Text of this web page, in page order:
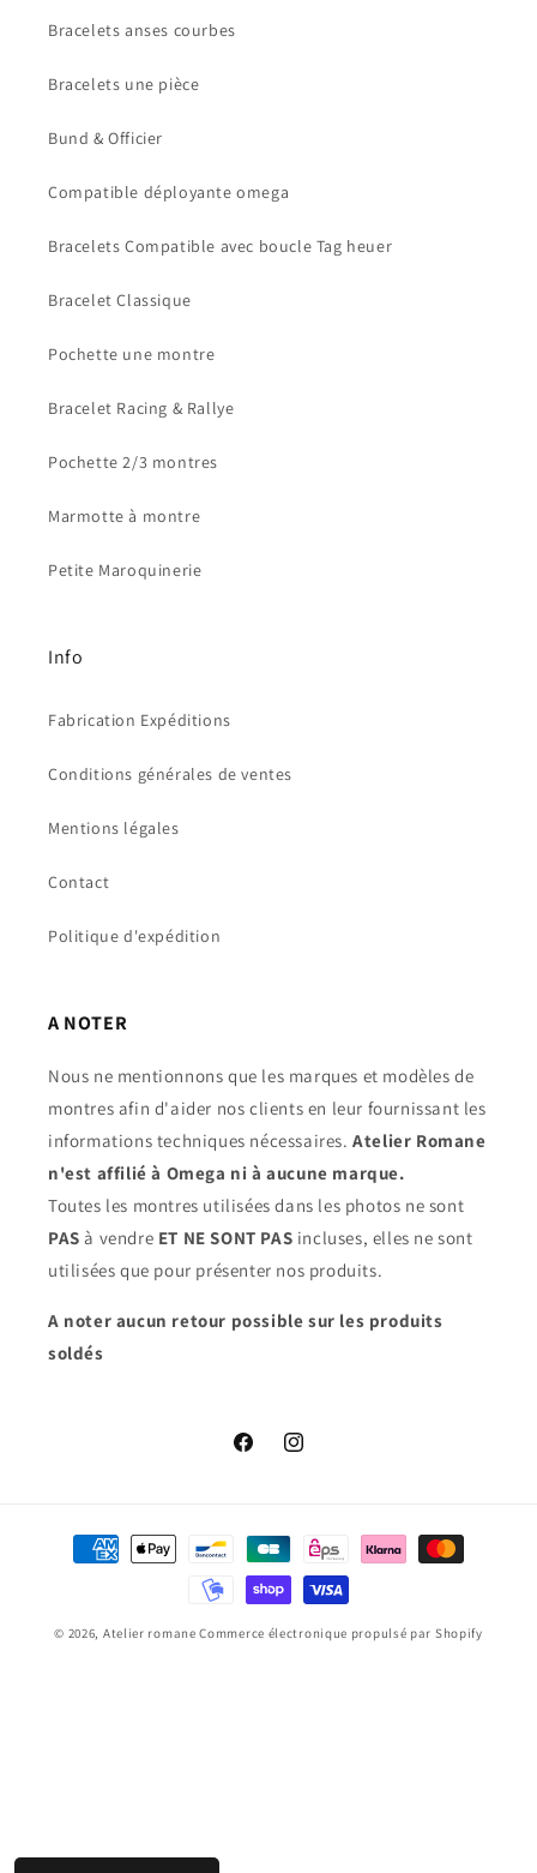
Bracelets anses courbes
Bracelets une pièce
Bund & Officier
Compatible déployante omega
Bracelets Compatible avec boucle Tag heuer
Bracelet Classique
Pochette une montre
Bracelet Racing & Rallye
Pochette 2/3 montres
Marmotte à montre
Petite Maroquinerie
Info
Fabrication Expéditions
Conditions générales de ventes
Mentions légales
Contact
Politique d'expédition
A NOTER
Nous ne mentionnons que les marques et modèles de
montres afin d'aider nos clients en leur fournissant les
informations techniques nécessaires. Atelier Romane
n'est affilié à Omega ni à aucune marque.
Toutes les montres utilisées dans les photos ne sont
PAS à vendre ET NE SONT PAS incluses, elles ne sont
utilisées que pour présenter nos produits.
A noter aucun retour possible sur les produits
soldés
FacebookInstagram
Moyens
© 2026, Atelier romane Commerce électronique propulsé par Shopify